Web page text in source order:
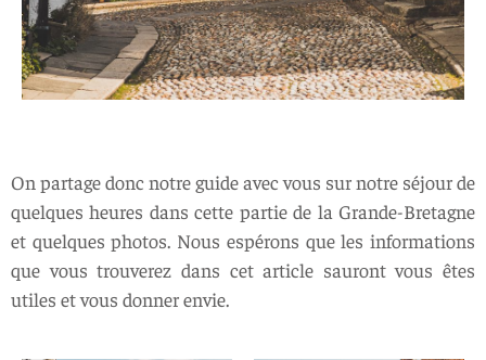
On partage donc notre guide avec vous sur notre séjour de
quelques heures dans cette partie de la Grande-Bretagne
et quelques photos. Nous espérons que les informations
que vous trouverez dans cet article sauront vous êtes
utiles et vous donner envie.